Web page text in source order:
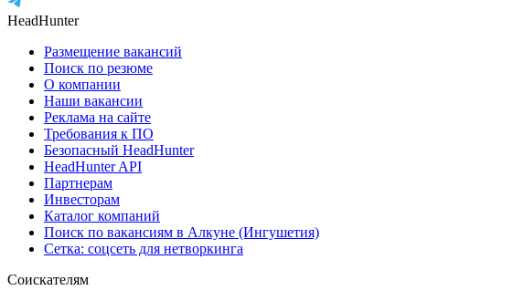
HeadHunter
Размещение вакансий
Поиск по резюме
О компании
Наши вакансии
Реклама на сайте
Требования к ПО
Безопасный HeadHunter
HeadHunter API
Партнерам
Инвесторам
Каталог компаний
Поиск по вакансиям в Алкуне (Ингушетия)
Сетка: соцсеть для нетворкинга
Соискателям